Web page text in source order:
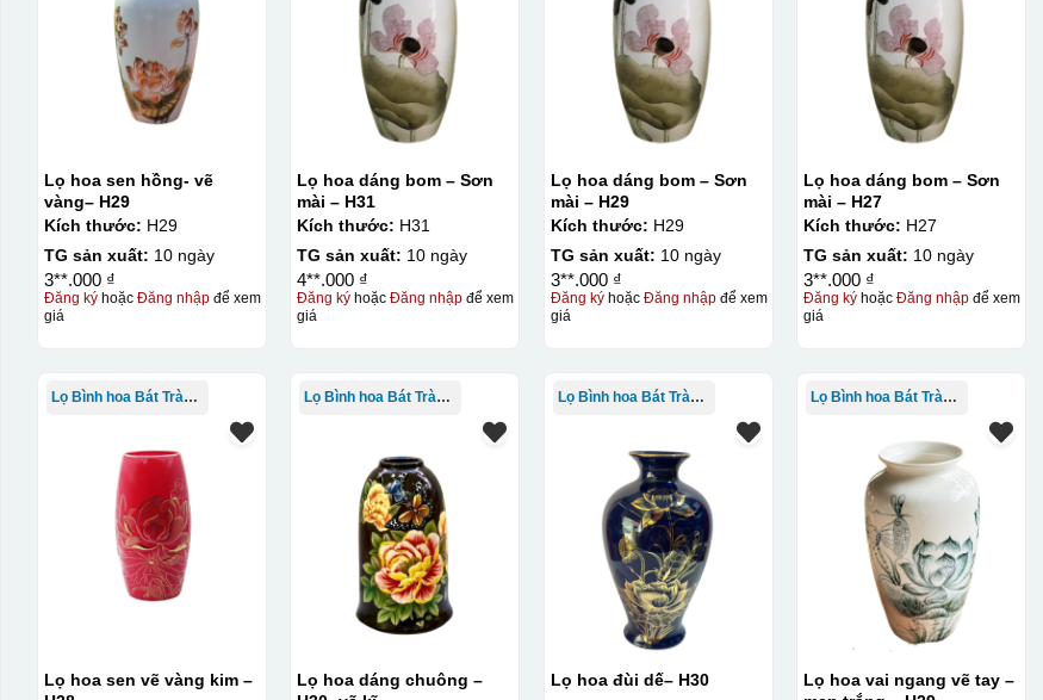
IN Decal lên GỐM SỨ
Bước 1: Tạo khuôn in để tạo ra Decal Bước 2: Dán decal lên gốm sứ Bước 3: Cho vào lò nung ở nhiệt độ 700-800 độ C
Bước 1: Tạo ra DECAL
Để tạo ra decal trước khi dán nó lên gốm sứ, xưởng in sẽ in lên 1 loại giấy đặc biệt, và kích
thước logo được căn chỉnh theo sản phẩm, để khi dán không bị nhỏ hoặc to quá
Lọ hoa sen hồng- vẽ
vàng– H29
Kích thước: H29
TG sản xuất: 10 ngày
3**.000 ₫
Đăng kýhoặc Đăng nhậpđể xem
giá
Lọ hoa dáng bom – Sơn
mài – H31
Kích thước: H31
TG sản xuất: 10 ngày
4**.000 ₫
Đăng ký hoặcĐăng nhập để xem
giá
Lọ hoa dáng bom – Sơn
mài – H29
Kích thước: H29
TG sản xuất: 10 ngày
3**.000 ₫
Đăng kýhoặc Đăng nhậpđể xem
giá
Lọ hoa dáng bom – Sơn
mài – H27
Kích thước: H27
TG sản xuất: 10 ngày
3**.000 ₫
Đăng ký hoặcĐăng nhập để xem
giá
Lọ Bình hoa Bát Tràng in logo
Lọ hoa sen vẽ vàng kim –
Lọ Bình hoa Bát Tràng in logo
Lọ hoa dáng chuông –
Lọ Bình hoa Bát Tràng in logo
Lọ hoa đùi dế– H30
Lọ Bình hoa Bát Tràng in logo
Lọ hoa vai ngang vẽ tay –